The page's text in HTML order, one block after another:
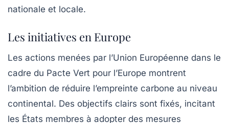
nationale et locale.
Les initiatives en Europe
Les actions menées par l’Union Européenne dans le
cadre du Pacte Vert pour l’Europe montrent
l’ambition de réduire l’empreinte carbone au niveau
continental. Des objectifs clairs sont fixés, incitant
les États membres à adopter des mesures